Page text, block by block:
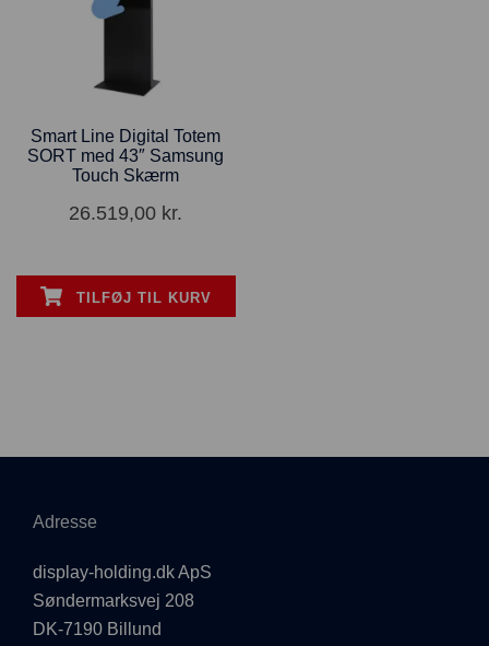
Smart Line Digital Totem
SORT med 43″ Samsung
Touch Skærm
26.519,00 kr.
TILFØJ TIL KURV
Adresse
display-holding.dk ApS
Søndermarksvej 208
DK-7190 Billund